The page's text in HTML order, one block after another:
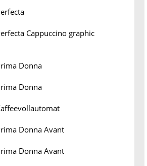
Cappuccino graphic
Donna
Donna
Donna Avant
Donna Avant